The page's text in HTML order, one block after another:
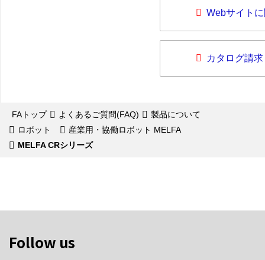
Webサイト
カタログ請求
FAトップ よくあるご質問(FAQ)
製品について
ロボット
産業用・協働ロボット MELFA
MELFA CRシリーズ
Follow us